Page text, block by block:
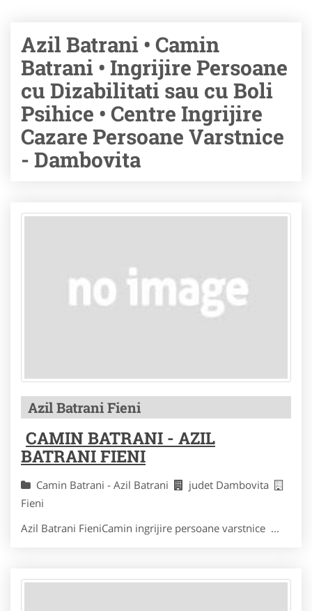
Azil Batrani • Camin
Batrani • Ingrijire Persoane
cu Dizabilitati sau cu Boli
Psihice • Centre Ingrijire
Cazare Persoane Varstnice
- Dambovita
Azil Batrani Fieni
CAMIN BATRANI - AZIL
BATRANI FIENI
Camin Batrani - Azil Batrani
judet Dambovita
Fieni
Azil Batrani FieniCamin ingrijire persoane varstnice ...